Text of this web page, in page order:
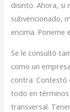
disinto. Ahora, si
subvencionado,
encima. Poneme
Se le consultó
como un
contra. Contestó
todo en términos
transversal.